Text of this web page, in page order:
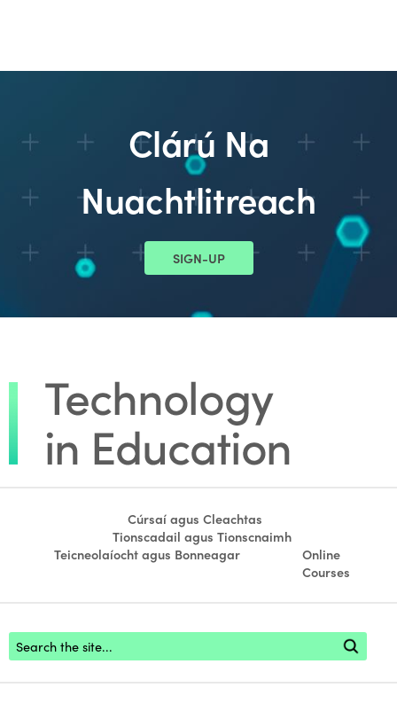
Clárú Na
Nuachtlitreach
SIGN-UP
Cúrsaí agus Cleachtas
Tionscadail agus Tionscnaimh
Teicneolaíocht agus Bonneagar
Online
Courses
Footer search